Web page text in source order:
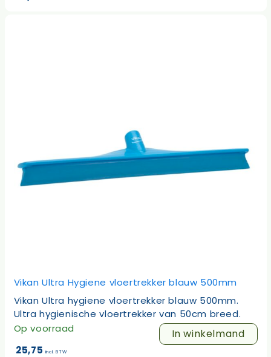
Vikan Ultra Hygiene vloertrekker blauw 500mm
Vikan Ultra hygiene vloertrekker blauw 500mm.
Ultra hygienische vloertrekker van 50cm breed.
Op voorraad
In winkelmand
25,75 incl. BTW